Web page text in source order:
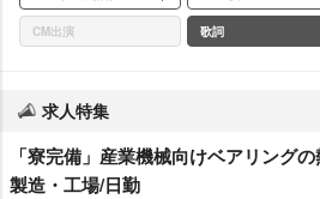
CM出演 歌詞
求人特集
「寮完備」産業機械向けベアリング
製造・工場/日勤